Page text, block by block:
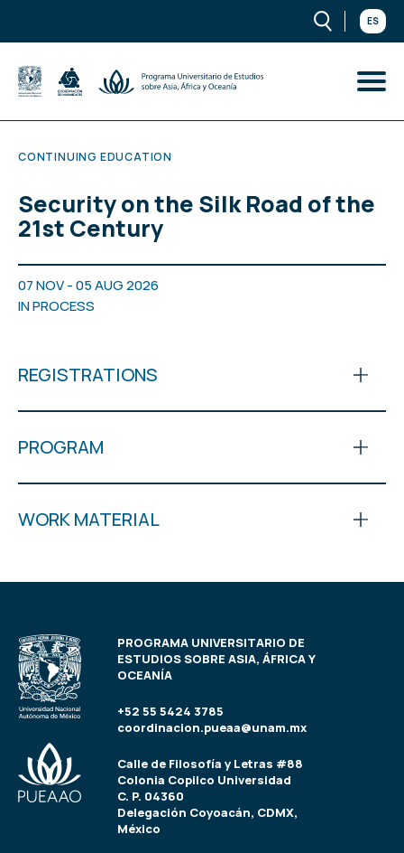
ES
CONTINUING EDUCATION
Security on the Silk Road of the
21st Century
07 NOV - 05 AUG 2026
IN PROCESS
REGISTRATIONS
PROGRAM
WORK MATERIAL
PROGRAMA UNIVERSITARIO DE
ESTUDIOS SOBRE ASIA, ÁFRICA Y
OCEANÍA
+52 55 5424 3785
coordinacion.pueaa@unam.mx
Calle de Filosofía y Letras #88
Colonia Copilco Universidad
C. P. 04360
Delegación Coyoacán, CDMX,
México